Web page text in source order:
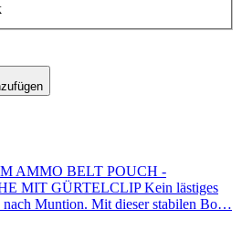
AMMO BELT POUCH -
MIT GÜRTELCLIP Kein lästiges
nach Muntion. Mit dieser stabilen Bo…